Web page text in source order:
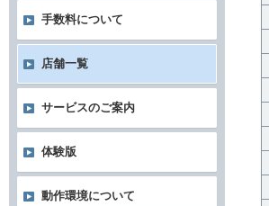
手数料について
店舗一覧
サービスのご案内
体験版
動作環境について